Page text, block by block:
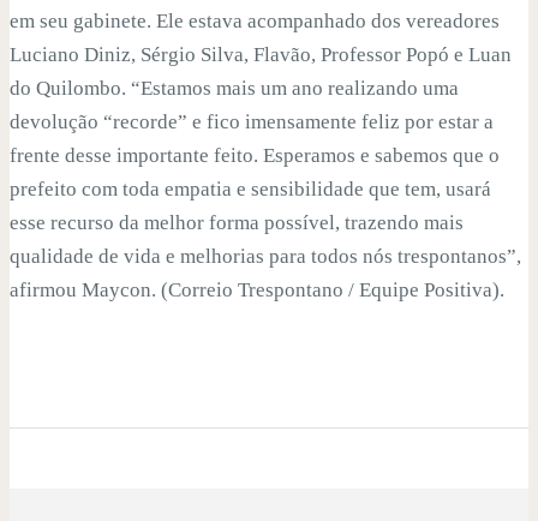
em seu gabinete. Ele estava acompanhado dos vereadores
Luciano Diniz, Sérgio Silva, Flavão, Professor Popó e Luan
do Quilombo. “Estamos mais um ano realizando uma
devolução “recorde” e fico imensamente feliz por estar a
frente desse importante feito. Esperamos e sabemos que o
prefeito com toda empatia e sensibilidade que tem, usará
esse recurso da melhor forma possível, trazendo mais
qualidade de vida e melhorias para todos nós trespontanos”,
afirmou Maycon. (Correio Trespontano / Equipe Positiva).